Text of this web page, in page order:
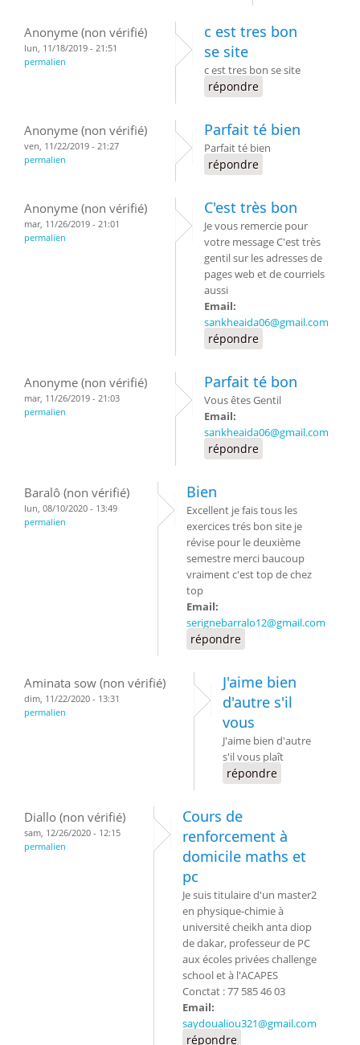
Anonyme (non vérifié)
lun, 11/18/2019 - 21:51
permalien
c est tres bon
se site
c est tres bon se site
répondre
Anonyme (non vérifié)
ven, 11/22/2019 - 21:27
permalien
Parfait té bien
Parfait té bien
répondre
Anonyme (non vérifié)
mar, 11/26/2019 - 21:01
permalien
C'est très bon
Je vous remercie pour
votre message C'est très
gentil sur les adresses de
pages web et de courriels
aussi
Email:
sankheaida06@gmail.com
répondre
Anonyme (non vérifié)
mar, 11/26/2019 - 21:03
permalien
Parfait té bon
Vous êtes Gentil
Email:
sankheaida06@gmail.com
répondre
Baralô (non vérifié)
lun, 08/10/2020 - 13:49
permalien
Bien
Excellent je fais tous les
exercices trés bon site je
révise pour le deuxième
semestre merci baucoup
vraiment c'est top de chez
top
Email:
serignebarralo12@gmail.com
répondre
Aminata sow (non vérifié)
dim, 11/22/2020 - 13:31
permalien
J'aime bien
d'autre s'il
vous
J'aime bien d'autre
s'il vous plaît
répondre
Diallo (non vérifié)
sam, 12/26/2020 - 12:15
permalien
Cours de
renforcement à
domicile maths et
pc
Je suis titulaire d'un master2
en physique-chimie à
université cheikh anta diop
de dakar, professeur de PC
aux écoles privées challenge
school et à l'ACAPES
Conctat : 77 585 46 03
Email:
saydoualiou321@gmail.com
répondre